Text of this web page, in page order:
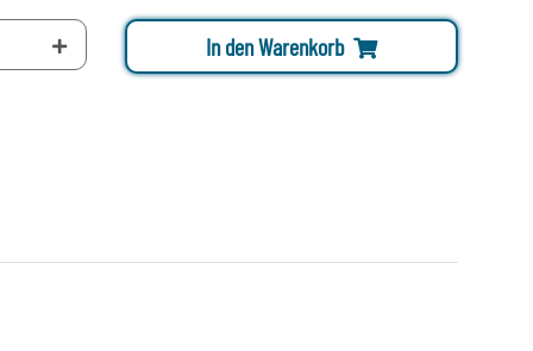
In den Warenkorb